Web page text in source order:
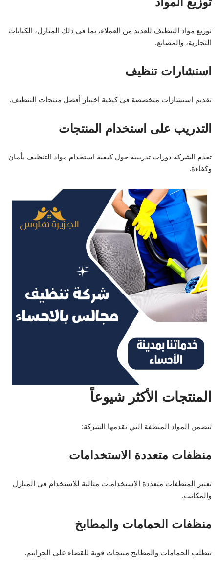
توزيع مواد التنظيف للعديد من العملاء، بما في ذلك المنازل، الكيانات
التجارية، والمصانع.
استشارات تنظيف
تقديم استشارات متخصصة في كيفية اختيار أفضل منتجات التنظيف.
التدريب على استخدام المنتجات
تقدم الشركة دورات تدريبية حول كيفية استخدام مواد التنظيف بأمان
وكفاءة.
المنتجات الأكثر شيوعاً
تتضمن المواد المنظفة التي تقدمها الشركة:
منظفات متعددة الاستخدامات
تعتبر المنظفات متعددة الاستخدامات مثالية للاستخدام في المنازل
والمكاتب.
منظفات الحمامات والمطابخ
تتطلب الحمامات والمطابخ منتجات قوية للقضاء على الجراثيم.